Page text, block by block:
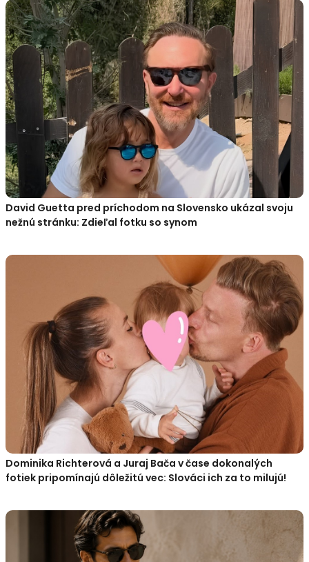
David Guetta pred príchodom na Slovensko ukázal svoju
nežnú stránku: Zdieľal fotku so synom
Dominika Richterová a Juraj Bača v čase dokonalých
fotiek pripomínajú dôležitú vec: Slováci ich za to milujú!